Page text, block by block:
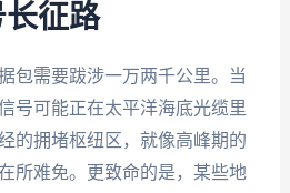
征路
包需要跋涉一万两千公里。当
号可能正在太平洋海底光缆里
的拥堵枢纽区，就像高峰期的
所难免。更致命的是，某些地